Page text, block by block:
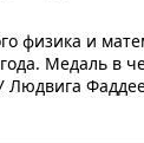
физика и
Медаль в